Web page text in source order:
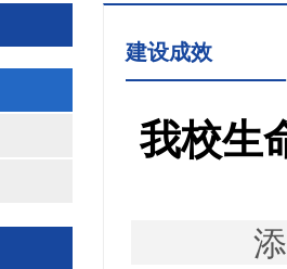
建设成效
我校生
添